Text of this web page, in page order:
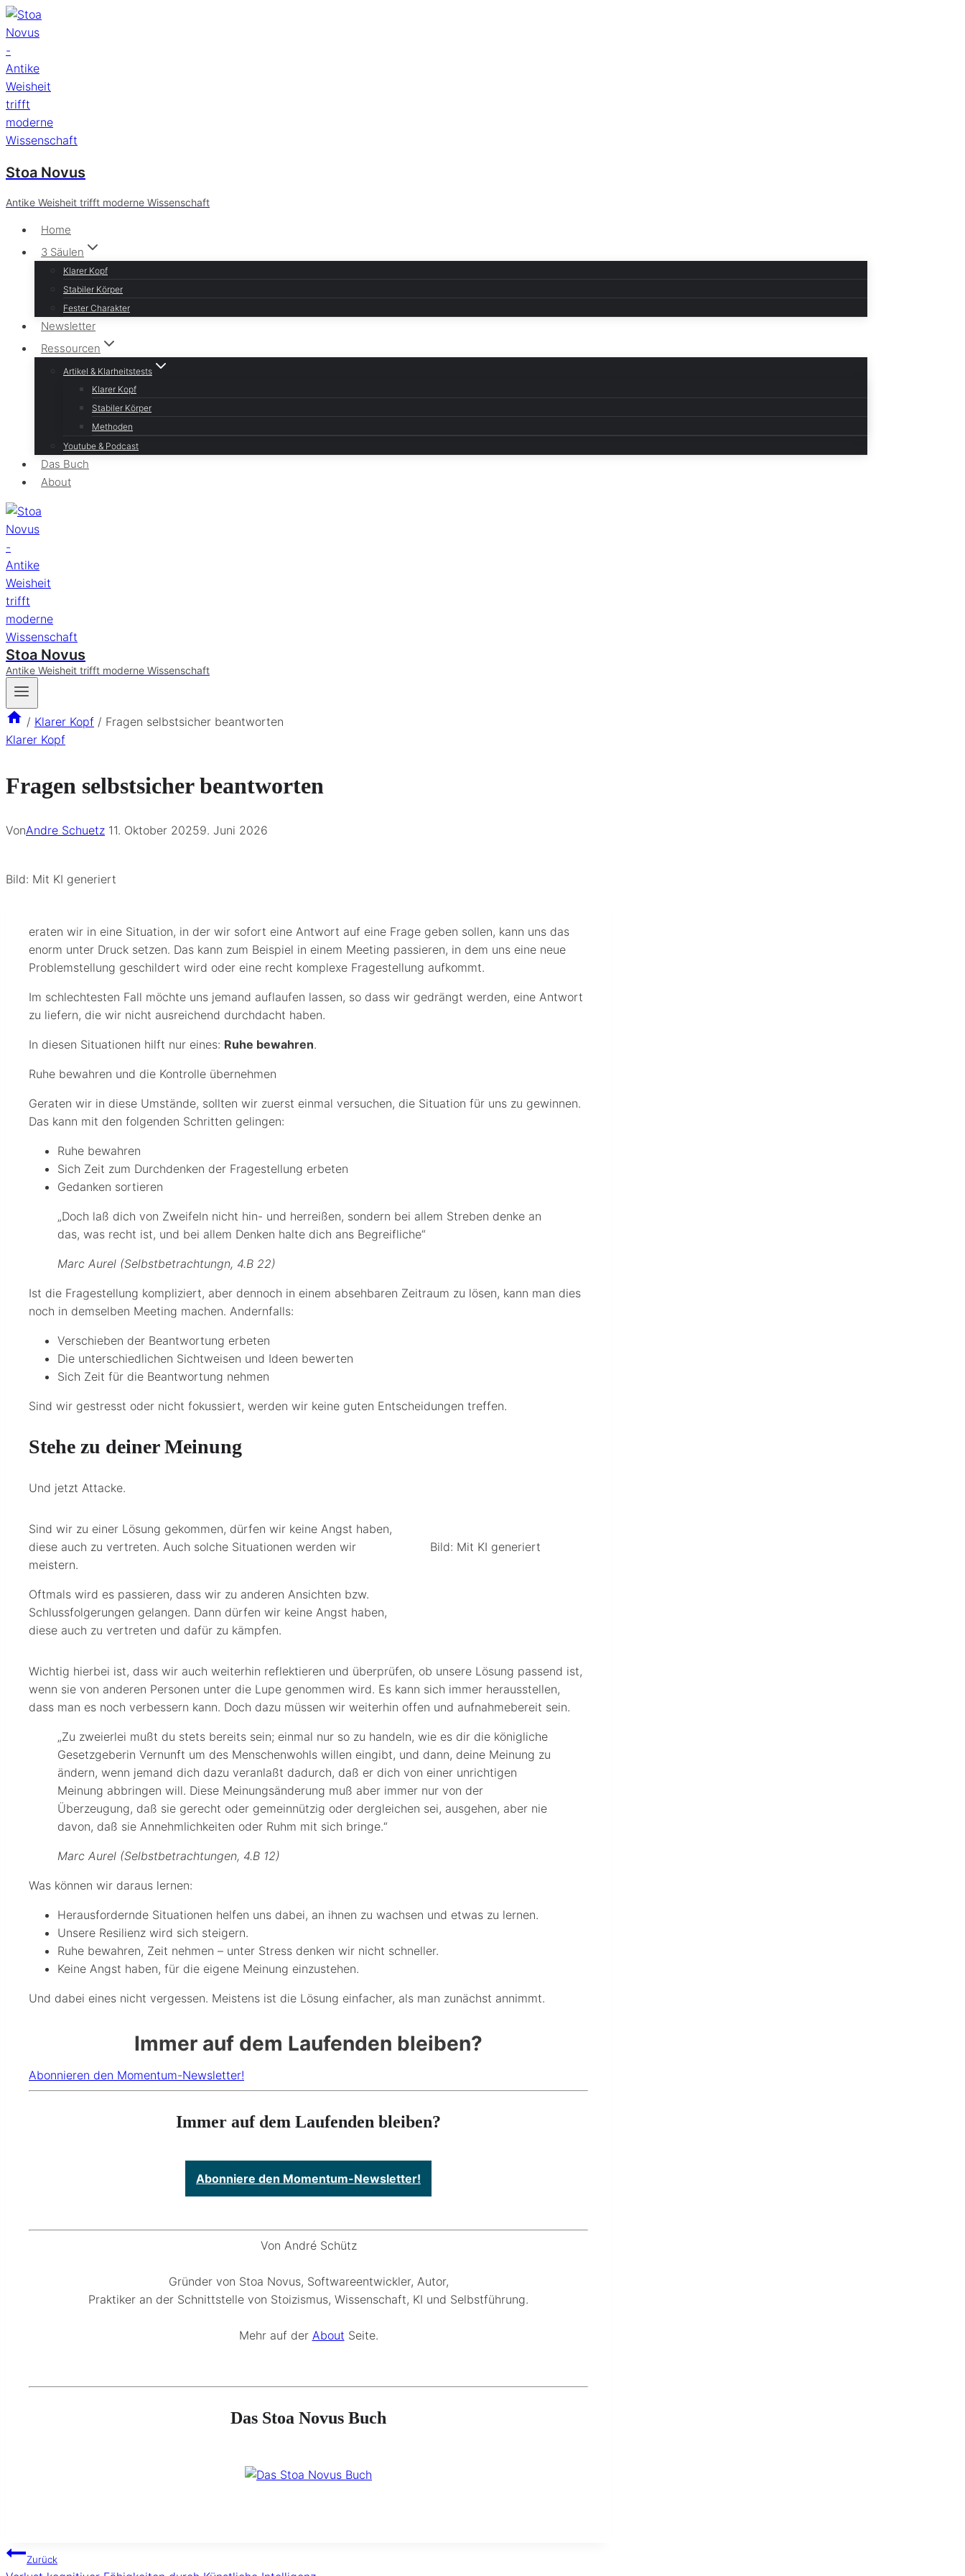
Zum
Inhalt
springen
Stoa Novus
Antike Weisheit trifft moderne Wissenschaft
Home
3 Säulen
Klarer Kopf
Stabiler Körper
Fester Charakter
Newsletter
Ressourcen
Artikel & Klarheitstests
Klarer Kopf
Stabiler Körper
Methoden
Youtube & Podcast
Das Buch
About
Stoa Novus
Antike Weisheit trifft moderne Wissenschaft
/ Klarer Kopf / Fragen selbstsicher beantworten
Klarer Kopf
Fragen selbstsicher beantworten
VonAndre Schuetz 11. Oktober 20259. Juni 2026
Bild: Mit KI generiert
eraten wir in eine Situation, in der wir sofort eine Antwort auf eine Frage geben sollen, kann uns das
enorm unter Druck setzen. Das kann zum Beispiel in einem Meeting passieren, in dem uns eine neue
Problemstellung geschildert wird oder eine recht komplexe Fragestellung aufkommt.
Im schlechtesten Fall möchte uns jemand auflaufen lassen, so dass wir gedrängt werden, eine Antwort
zu liefern, die wir nicht ausreichend durchdacht haben.
In diesen Situationen hilft nur eines: Ruhe bewahren.
Ruhe bewahren und die Kontrolle übernehmen
Geraten wir in diese Umstände, sollten wir zuerst einmal versuchen, die Situation für uns zu gewinnen.
Das kann mit den folgenden Schritten gelingen:
Ruhe bewahren
Sich Zeit zum Durchdenken der Fragestellung erbeten
Gedanken sortieren
„Doch laß dich von Zweifeln nicht hin- und herreißen, sondern bei allem Streben denke an
das, was recht ist, und bei allem Denken halte dich ans Begreifliche“
Marc Aurel (Selbstbetrachtungn, 4.B 22)
Ist die Fragestellung kompliziert, aber dennoch in einem absehbaren Zeitraum zu lösen, kann man dies
noch in demselben Meeting machen. Andernfalls:
Verschieben der Beantwortung erbeten
Die unterschiedlichen Sichtweisen und Ideen bewerten
Sich Zeit für die Beantwortung nehmen
Sind wir gestresst oder nicht fokussiert, werden wir keine guten Entscheidungen treffen.
Stehe zu deiner Meinung
Und jetzt Attacke.
Sind wir zu einer Lösung gekommen, dürfen wir keine Angst haben,
diese auch zu vertreten. Auch solche Situationen werden wir
meistern.
Oftmals wird es passieren, dass wir zu anderen Ansichten bzw.
Schlussfolgerungen gelangen. Dann dürfen wir keine Angst haben,
diese auch zu vertreten und dafür zu kämpfen.
Bild: Mit KI generiert
Wichtig hierbei ist, dass wir auch weiterhin reflektieren und überprüfen, ob unsere Lösung passend ist,
wenn sie von anderen Personen unter die Lupe genommen wird. Es kann sich immer herausstellen,
dass man es noch verbessern kann. Doch dazu müssen wir weiterhin offen und aufnahmebereit sein.
„Zu zweierlei mußt du stets bereits sein; einmal nur so zu handeln, wie es dir die königliche
Gesetzgeberin Vernunft um des Menschenwohls willen eingibt, und dann, deine Meinung zu
ändern, wenn jemand dich dazu veranlaßt dadurch, daß er dich von einer unrichtigen
Meinung abbringen will. Diese Meinungsänderung muß aber immer nur von der
Überzeugung, daß sie gerecht oder gemeinnützig oder dergleichen sei, ausgehen, aber nie
davon, daß sie Annehmlichkeiten oder Ruhm mit sich bringe.“
Marc Aurel (Selbstbetrachtungen, 4.B 12)
Was können wir daraus lernen:
Herausfordernde Situationen helfen uns dabei, an ihnen zu wachsen und etwas zu lernen.
Unsere Resilienz wird sich steigern.
Ruhe bewahren, Zeit nehmen – unter Stress denken wir nicht schneller.
Keine Angst haben, für die eigene Meinung einzustehen.
Und dabei eines nicht vergessen. Meistens ist die Lösung einfacher, als man zunächst annimmt.
Immer auf dem Laufenden bleiben?
Abonnieren den Momentum-Newsletter!
Immer auf dem Laufenden bleiben?
Abonniere den Momentum-Newsletter!
Von André Schütz
Gründer von Stoa Novus, Softwareentwickler, Autor,
Praktiker an der Schnittstelle von Stoizismus, Wissenschaft, KI und Selbstführung.
Mehr auf der About Seite.
Das Stoa Novus Buch
Beitragsnavigation
Zurück